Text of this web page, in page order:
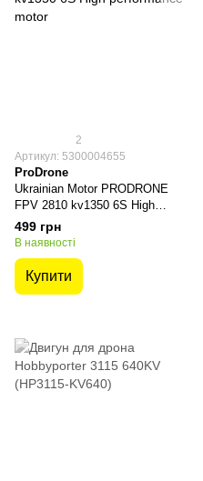
2
Артикул: 5300004655
ProDrone
Ukrainian Motor PRODRONE
FPV 2810 kv1350 6S High
performance motor
499 грн
В наявності
Купити